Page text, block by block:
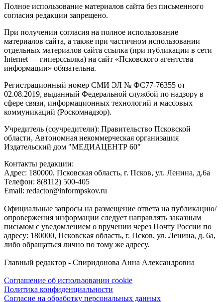
Полное использование материалов сайта без письменного
согласия редакции запрещено.
При получении согласия на полное использование
материалов сайта, а также при частичном использовании
отдельных материалов сайта ссылка (при публикации в сети
Internet — гиперссылка) на сайт «Псковского агентства
информации» обязательна.
Регистрационный номер СМИ ЭЛ № ФС77-76355 от
02.08.2019, выданный Федеральной службой по надзору в
сфере связи, информационных технологий и массовых
коммуникаций (Роскомнадзор).
Учредитель (соучредители): Правительство Псковской
области, Автономная некоммерческая организация
Издательский дом "МЕДИАЦЕНТР 60"
Контакты редакции:
Адреc: 180000, Псковская область, г. Псков, ул. Ленина, д.6а
Телефон: 8(8112) 500-405
Email: redactor@informpskov.ru
Официальные запросы на размещение ответа на публикацию/
опровержения информации следует направлять заказным
письмом с уведомлением о вручении через Почту России по
адресу: 180000, Псковская область, г. Псков, ул. Ленина, д. 6а,
либо обращаться лично по тому же адресу.
Главный редактор - Спиридонова Анна Александровна
Соглашение об использовании cookie
Политика конфиденциальности
Согласие на обработку персональных данных